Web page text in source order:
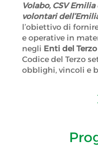
Volabo, CSV
volontari
l’obiettivo di
e operative in
negli Enti del
Codice del Terzo
obblighi, vincoli e